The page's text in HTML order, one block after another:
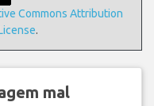
Commons Attribution
.
mal